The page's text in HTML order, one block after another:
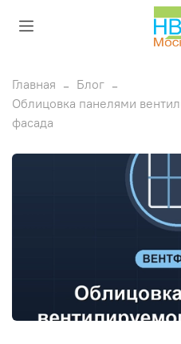
Главная
Блог
Облицовка панелями
фасада